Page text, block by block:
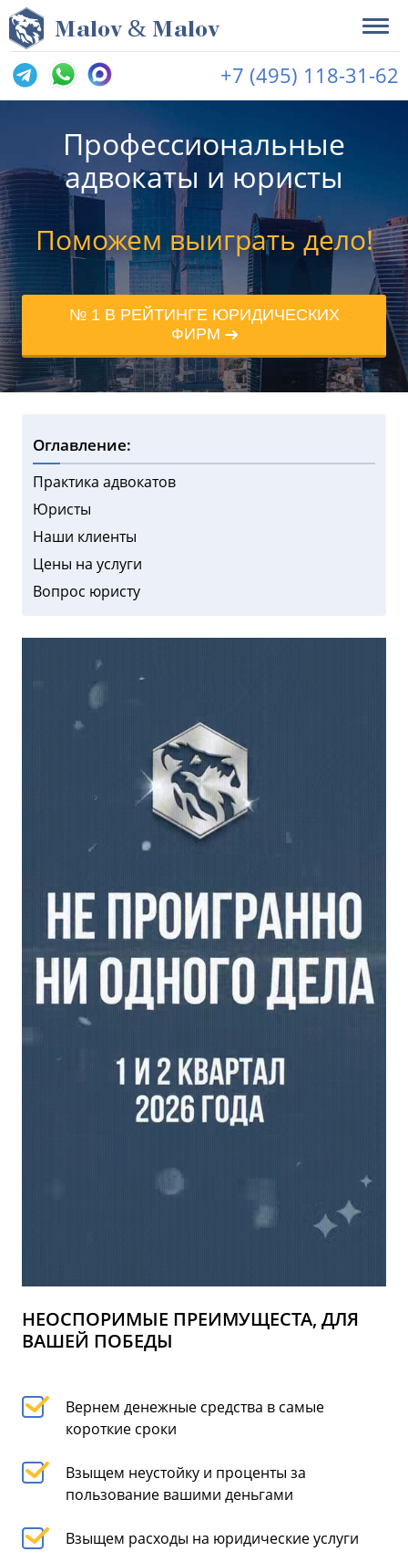
Malov & Malov
+7 (495) 118-31-62
Профессиональные
адвокаты и юристы
Поможем выиграть дело!
№ 1 В РЕЙТИНГЕ ЮРИДИЧЕСКИХ
ФИРМ
Оглавление:
Практика адвокатов
Юристы
Наши клиенты
Цены на услуги
Вопрос юристу
НЕОСПОРИМЫЕ ПРЕИМУЩЕСТА, ДЛЯ
ВАШЕЙ ПОБЕДЫ
Вернем денежные средства в самые
короткие сроки
Взыщем неустойку и проценты за
пользование вашими деньгами
Взыщем расходы на юридические услуги